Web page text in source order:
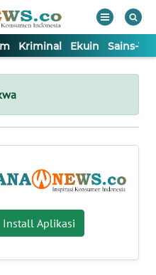
Kriminal Ekuin Sains-
Install Aplikasi